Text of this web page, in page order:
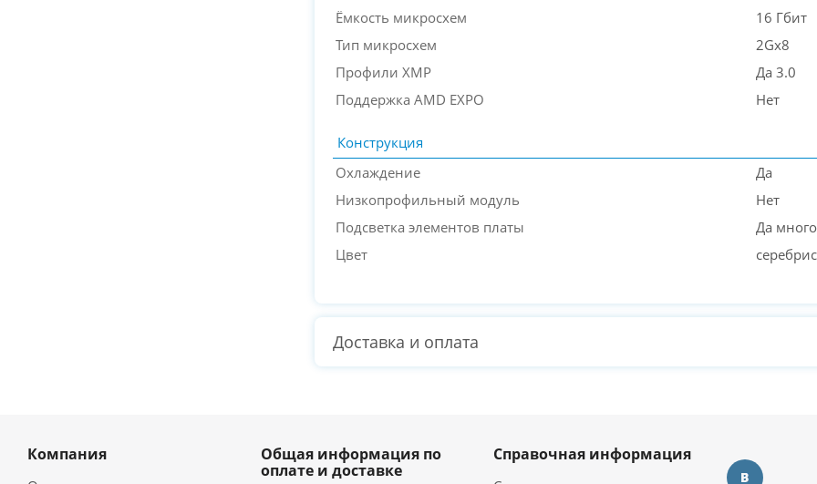
Ёмкость микросхем
16 Гбит
Тип микросхем
2Gx8
Профили XMP
Да 3.0
Поддержка AMD EXPO
Нет
Конструкция
Охлаждение
Да
Низкопрофильный модуль
Нет
Подсветка элементов платы
Да
Цвет
Доставка и оплата
Компания
Общая информация по
оплате и доставке
Справочная информация